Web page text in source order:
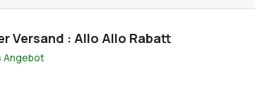
bei Premium-Geräten erzielen können.
Versand : Allo Allo Rabatt
Angebot